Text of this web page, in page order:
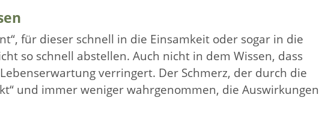
für dieser schnell in die Einsamkeit oder sogar in die
so schnell abstellen. Auch nicht in dem Wissen, dass
verringert. Der Schmerz, der durch die
und immer weniger wahrgenommen, die Auswirkungen